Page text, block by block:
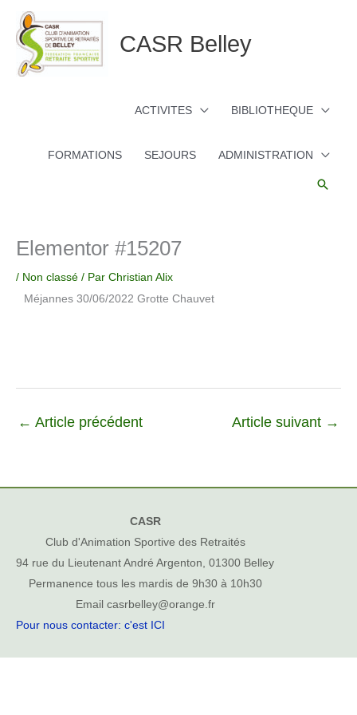
contenu
CASR Belley
ACTIVITES BIBLIOTHEQUE
FORMATIONS SEJOURS ADMINISTRATION
Elementor #15207
/ Non classé / Par Christian Alix
Méjannes 30/06/2022 Grotte Chauvet
← Article précédent Article suivant →
CASR
Club d'Animation Sportive des Retraités
94 rue du Lieutenant André Argenton, 01300 Belley
Permanence tous les mardis de 9h30 à 10h30
Email casrbelley@orange.fr
Pour nous contacter: c'est ICI